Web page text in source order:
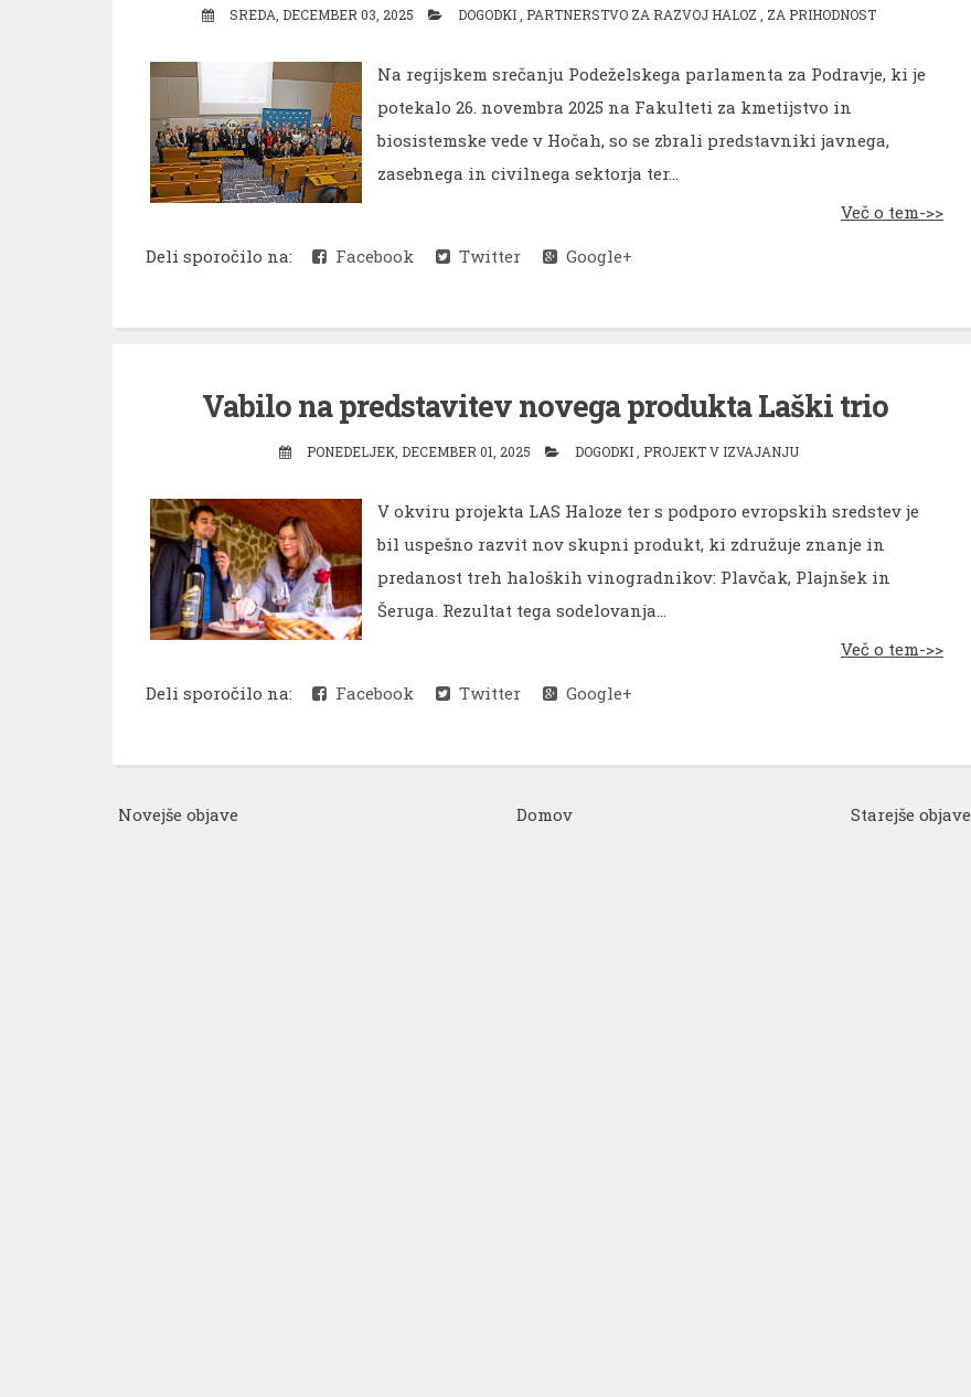
SREDA, DECEMBER 03, 2025 DOGODKI PARTNERSTVO ZA RAZVOJ HALOZ ZA PRIHODNOST
Na regijskem srečanju Podeželskega parlamenta za Podravje, ki je
potekalo 26. novembra 2025 na Fakulteti za kmetijstvo in
biosistemske vede v Hočah, so se zbrali predstavniki javnega,
zasebnega in civilnega sektorja ter...
Več o tem->>
Deli sporočilo na:
Facebook Twitter Google+
Vabilo na predstavitev novega produkta Laški trio
PONEDELJEK, DECEMBER 01, 2025 DOGODKI PROJEKT V IZVAJANJU
V okviru projekta LAS Haloze ter s podporo evropskih sredstev je
bil uspešno razvit nov skupni produkt, ki združuje znanje in
predanost treh haloških vinogradnikov: Plavčak, Plajnšek in
Šeruga. Rezultat tega sodelovanja...
Več o tem->>
Deli sporočilo na:
Facebook Twitter Google+
Novejše objave Starejše objave
Domov